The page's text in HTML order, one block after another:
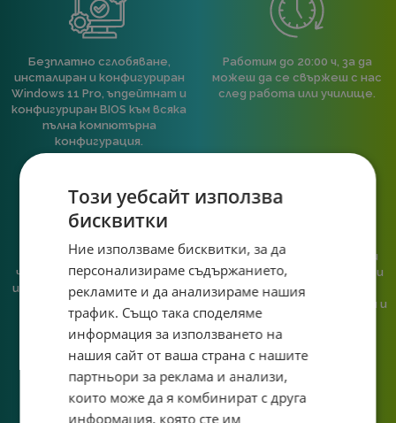
Безплатно сглобяване,
инсталиран и конфигуриран
Windows 11 Pro, ъпдейтнат и
конфигуриран BIOS към всяка
пълна компютърна
конфигурация.
Работим до 20:00 ч, за да
можеш да се свържеш с нас
след работа или училище.
При нас говориш с реален
човек, не с чатбот, когато
имаш нужда от консултация
или справяне с проблем.
Сглобяваме, поддържаме и
обслужваме. Като магазин и
сервиз на едно място
гарантираме бърза реакция и
познаване на твоята
система.
Този уебсайт използва
бисквитки
Ние използваме бисквитки, за да
персонализираме съдържанието,
рекламите и да анализираме нашия
трафик. Също така споделяме
информация за използването на
нашия сайт от ваша страна с нашите
партньори за реклама и анализи,
които може да я комбинират с друга
информация, която сте им